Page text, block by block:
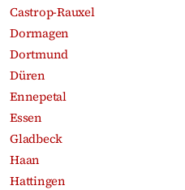
Castrop-Rauxel
Dormagen
Dortmund
Düren
Ennepetal
Essen
Gladbeck
Haan
Hattingen